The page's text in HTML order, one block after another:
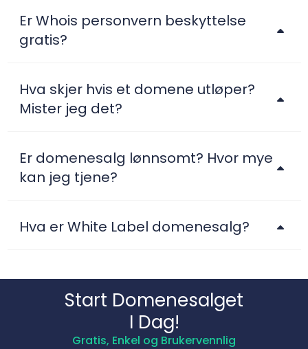
Er Whois personvern beskyttelse
gratis?
Hva skjer hvis et domene utløper?
Mister jeg det?
Er domenesalg lønnsomt? Hvor mye
kan jeg tjene?
Hva er White Label domenesalg?
Start Domene­salget
I Dag!
Gratis, Enkel og Brukervennlig